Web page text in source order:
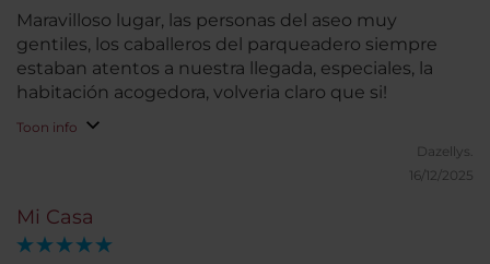
Maravilloso lugar, las personas del aseo muy
gentiles, los caballeros del parqueadero siempre
estaban atentos a nuestra llegada, especiales, la
habitación acogedora, volveria claro que si!
Toon info
Dazellys.
16/12/2025
Mi Casa